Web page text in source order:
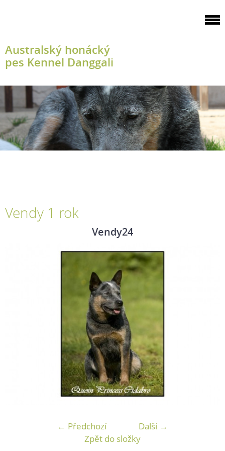
Australský honácký
pes Kennel Danggali
Vendy 1 rok
Vendy24
← Předchozí
Další →
Zpět do složky